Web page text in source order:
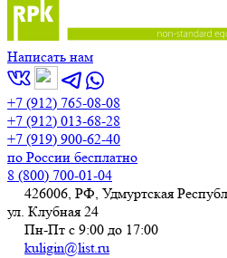
Написать нам
+7 (912) 765-08-08
+7 (912) 013-68-28
+7 (919) 900-62-40
по России бесплатно
8 (800) 700-01-04
426006, РФ, Удмуртская
ул. Клубная 24
Пн-Пт с 9:00 до 17:00
kuligin@list.ru